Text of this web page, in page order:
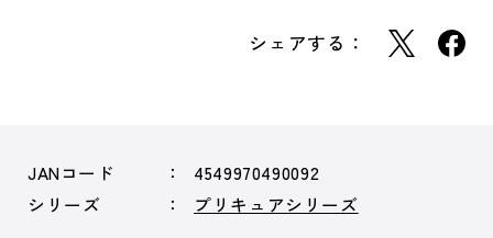
シェアする：
JANコード
4549970490092
シリーズ
プリキュアシリーズ